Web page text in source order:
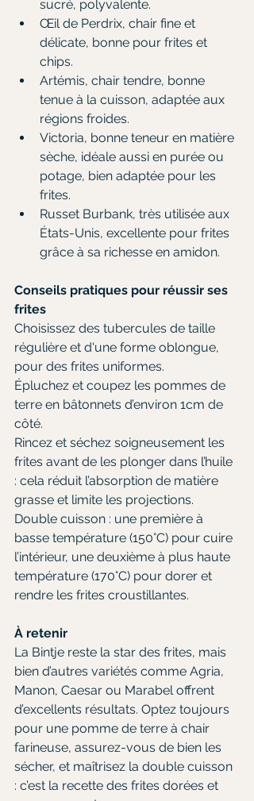
sucré, polyvalente.
Œil de Perdrix, chair fine et
délicate, bonne pour frites et
chips.
Artémis, chair tendre, bonne
tenue à la cuisson, adaptée aux
régions froides.
Victoria, bonne teneur en matière
sèche, idéale aussi en purée ou
potage, bien adaptée pour les
frites.
Russet Burbank, très utilisée aux
États-Unis, excellente pour frites
grâce à sa richesse en amidon.
Conseils pratiques pour réussir ses
frites
Choisissez des tubercules de taille
régulière et d'une forme oblongue,
pour des frites uniformes.
Épluchez et coupez les pommes de
terre en bâtonnets d’environ 1cm de
côté.
Rincez et séchez soigneusement les
frites avant de les plonger dans l’huile
: cela réduit l’absorption de matière
grasse et limite les projections.
Double cuisson : une première à
basse température (150°C) pour cuire
l’intérieur, une deuxième à plus haute
température (170°C) pour dorer et
rendre les frites croustillantes.
À retenir
La Bintje reste la star des frites, mais
bien d’autres variétés comme Agria,
Manon, Caesar ou Marabel offrent
d’excellents résultats. Optez toujours
pour une pomme de terre à chair
farineuse, assurez-vous de bien les
sécher, et maîtrisez la double cuisson
: c’est la recette des frites dorées et